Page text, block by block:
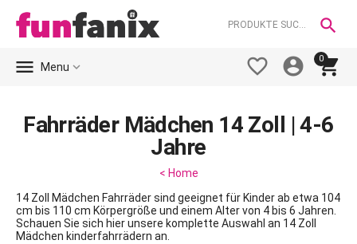

0



 Menu 
Fahrräder Mädchen 14 Zoll | 4-6
Jahre
< Home
14 Zoll Mädchen Fahrräder sind geeignet für Kinder ab etwa 104
cm bis 110 cm Körpergröße und einem Alter von 4 bis 6 Jahren.
Schauen Sie sich hier unsere komplette Auswahl an 14 Zoll
Mädchen kinderfahrrädern an.